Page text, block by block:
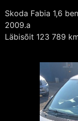
Skoda Fabia 1,6
2009.a
Läbisõit 123 789